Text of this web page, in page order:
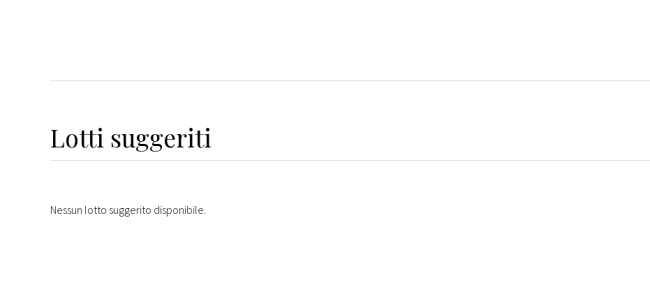
Lotti suggeriti
Nessun lotto suggerito disponibile.